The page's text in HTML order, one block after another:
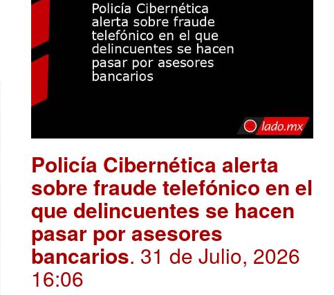
Policía Cibernética alerta
sobre fraude telefónico en el
que delincuentes se hacen
pasar por asesores
bancarios. 31 de Julio, 2026
16:06